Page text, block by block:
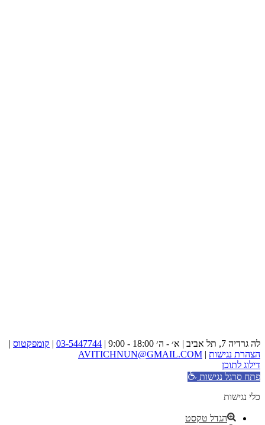
לה גרדיה 7, תל אביב | א׳ - ה׳ 18:00 - 9:00 | 03-5447744
| קומפקטוס |
הצהרת נגישות |
AVITICHNUN@GMAIL.COM
דילוג לתוכן
פתח סרגל נגישות
כלי נגישות
הגדל טקסט